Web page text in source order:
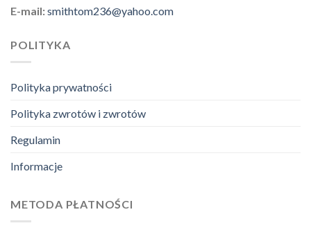
E-mail:smithtom236@yahoo.com
POLITYKA
Polityka prywatności
Polityka zwrotów i zwrotów
Regulamin
Informacje
METODA PŁATNOŚCI